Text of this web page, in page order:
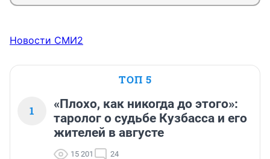
Новости СМИ2
ТОП 5
1
«Плохо, как никогда до этого»:
таролог о судьбе Кузбасса и его
жителей в августе
15 201 24